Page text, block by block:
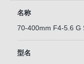
名称
70-400mm F4-5.6 G
型名